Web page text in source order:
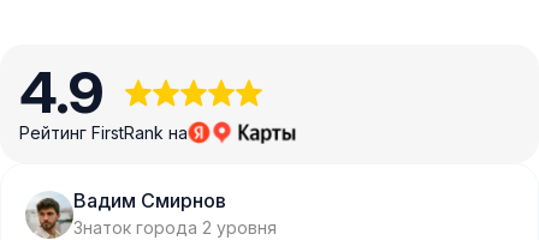
4.9
Рейтинг FirstRank на
Вадим Смирнов
Знаток города 2 уровня